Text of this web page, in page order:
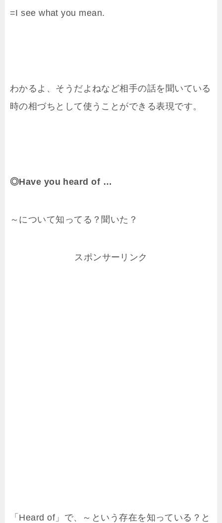
=I see what you mean.
わかるよ、そうだよねなど相手の話を聞いている
時の相づちとして使うことができる表現です。
◎Have you heard of …
～について知ってる？聞いた？
スポンサーリンク
「Heard of」で、～という存在を知っている？と